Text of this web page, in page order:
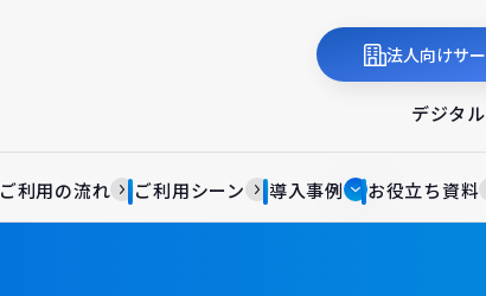
法人向けサ
デジタ
ご利用の流れ ご利用シーン 導入事例 お役立ち資料